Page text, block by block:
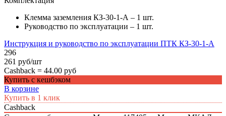
Клемма заземления КЗ-30-1-А – 1 шт.
Руководство по эксплуатации – 1 шт.
Инструкция и руководство по эксплуатации ПТК КЗ-30-1-А
296
261 руб/шт
Cashback = 44.00 руб
Купить с кешбэком
В корзине
Купить в 1 клик
Cashback